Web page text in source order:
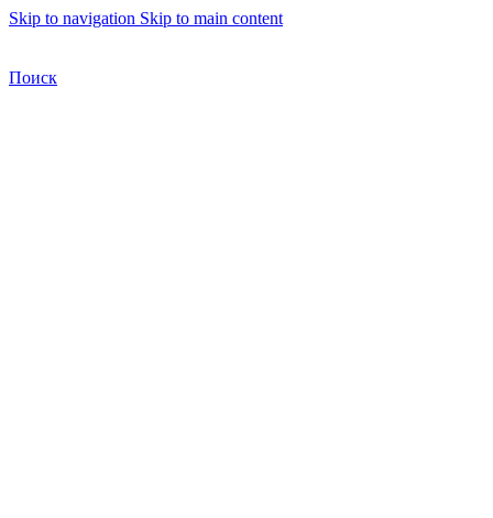
Skip to navigation Skip to main content
Поиск